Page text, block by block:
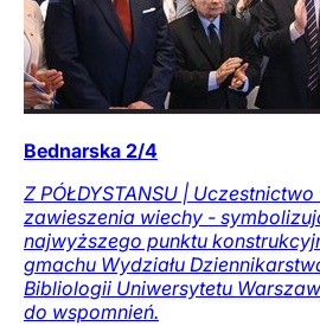
Bednarska 2/4
Z PÓŁDYSTANSU |
zawieszenia wiechy -
najwyższego punktu
gmachu Wydziału
Bibliologii Uniwersytetu
do wspomnień.